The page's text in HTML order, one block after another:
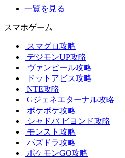
一覧を見る
スマホゲーム
スマグロ攻略
デジモンUP攻略
ヴァンピール攻略
ドットアビス攻略
NTE攻略
Gジェネエターナル攻略
ポケポケ攻略
シャドバ ビヨンド攻略
モンスト攻略
パズドラ攻略
ポケモンGO攻略